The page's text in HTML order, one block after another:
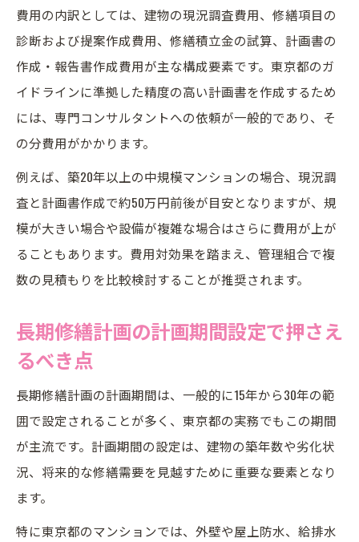
費用の内訳としては、建物の現況調査費用、修繕項目の
診断および提案作成費用、修繕積立金の試算、計画書の
作成・報告書作成費用が主な構成要素です。東京都のガ
イドラインに準拠した精度の高い計画書を作成するため
には、専門コンサルタントへの依頼が一般的であり、そ
の分費用がかかります。
例えば、築20年以上の中規模マンションの場合、現況調
査と計画書作成で約50万円前後が目安となりますが、規
模が大きい場合や設備が複雑な場合はさらに費用が上が
ることもあります。費用対効果を踏まえ、管理組合で複
数の見積もりを比較検討することが推奨されます。
長期修繕計画の計画期間設定で押さえ
るべき点
長期修繕計画の計画期間は、一般的に15年から30年の範
囲で設定されることが多く、東京都の実務でもこの期間
が主流です。計画期間の設定は、建物の築年数や劣化状
況、将来的な修繕需要を見越すために重要な要素となり
ます。
特に東京都のマンションでは、外壁や屋上防水、給排水